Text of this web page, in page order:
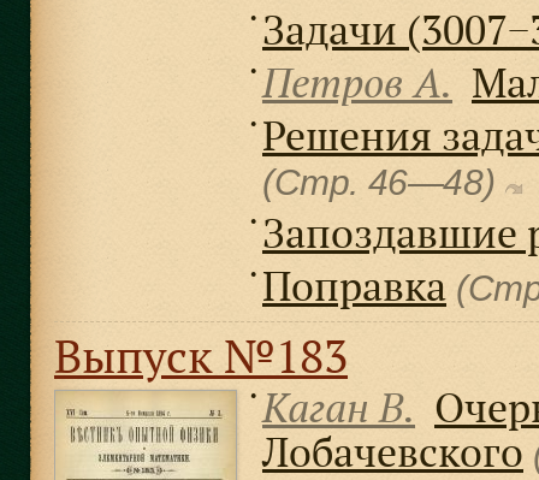
● Задачи
● Петров А.
● Решения
(Стр. 46—48)
● Запоздавшие
● Поправка
Выпуск №183
● Каган В.
Лобачевского